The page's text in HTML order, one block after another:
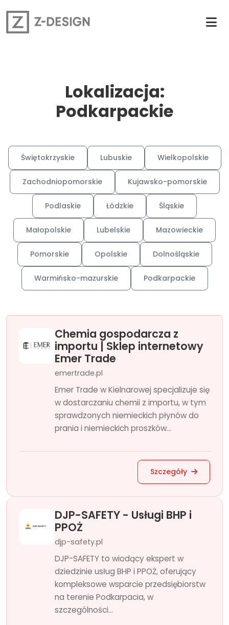
Lokalizacja:
Podkarpackie
Świętokrzyskie Lubuskie Wielkopolskie
Zachodniopomorskie Kujawsko-pomorskie
Podlaskie Łódzkie Śląskie
Małopolskie Lubelskie Mazowieckie
Pomorskie Opolskie Dolnośląskie
Warmińsko-mazurskie Podkarpackie
Chemia gospodarcza z
importu | Sklep internetowy
Emer Trade
emertrade.pl
Emer Trade w Kielnarowej specjalizuje się
w dostarczaniu chemii z importu, w tym
sprawdzonych niemieckich płynów do
prania i niemieckich proszków...
Szczegóły
DJP-SAFETY - Usługi BHP i
PPOŻ
djp-safety.pl
DJP-SAFETY to wiodący ekspert w
dziedzinie usług BHP i PPOŻ, oferujący
kompleksowe wsparcie przedsiębiorstw
na terenie Podkarpacia, w
szczególności...